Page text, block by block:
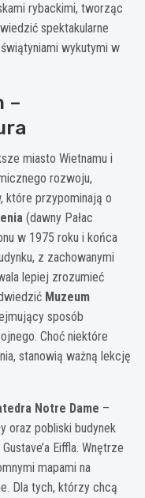
rybackimi, tworząc
spektakularne
wykutymi w
–
miasto Wietnamu i
rozwoju,
które przypominają o
(dawny Pałac
w 1975 roku i końca
z zachowanymi
lepiej zrozumieć
Muzeum
sposób
Choć niektóre
stanowią ważną lekcję
Notre Dame –
oraz pobliski budynek
Eiffla. Wnętrze
mapami na
Dla tych, którzy chcą